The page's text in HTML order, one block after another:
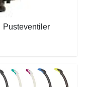
Pusteventiler